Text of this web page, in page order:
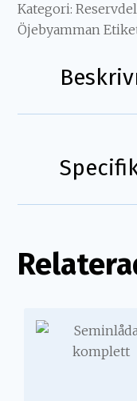
Kategori:
Öjebyamman
Avloppsventil till